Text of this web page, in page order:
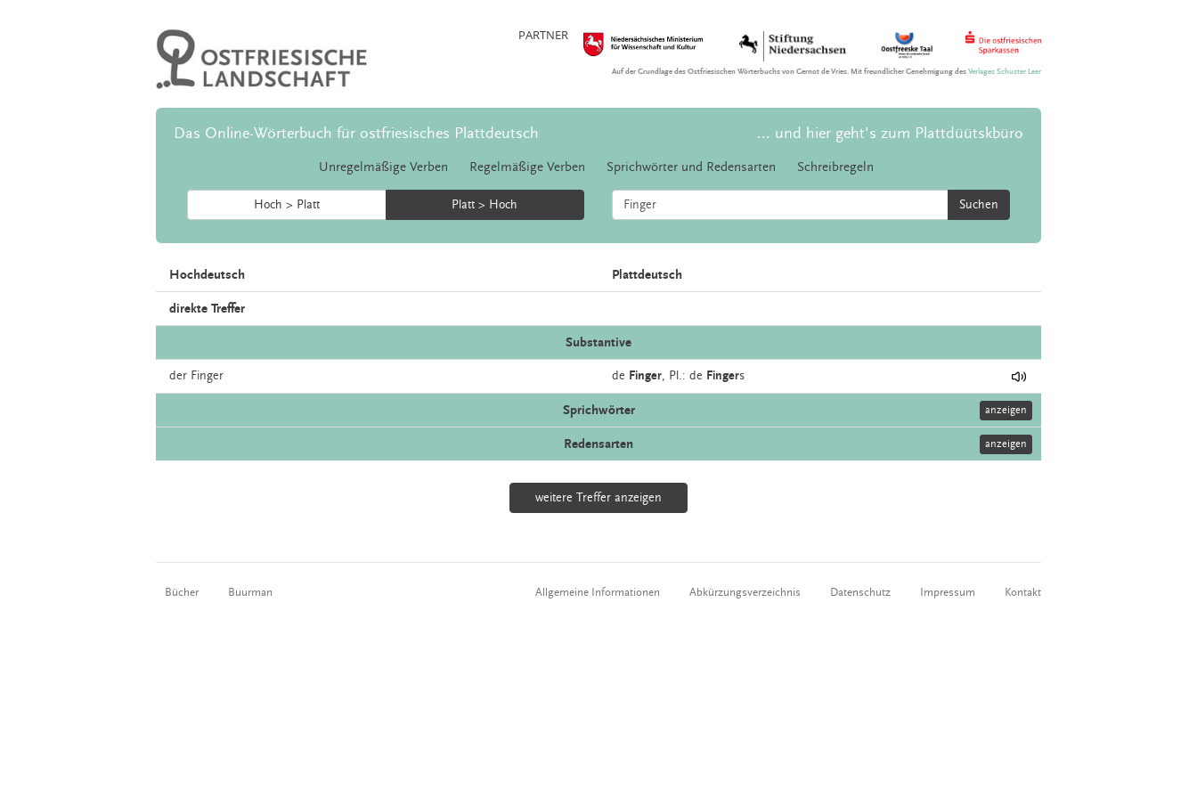
PARTNER
Auf der Grundlage des Ostfriesischen Wörterbuchs von Gernot de Vries. Mit freundlicher Genehmigung desVerlages Schuster Leer
Das Online-Wörterbuch für ostfriesisches Plattdeutsch ... und hier geht's zum Plattdüütskbüro
Unregelmäßige Verben Regelmäßige Verben Sprichwörter und Redensarten Schreibregeln
Hoch > Platt Platt > Hoch Suchen
Hochdeutsch Plattdeutsch
direkte Treffer
Substantive
der Finger de Finger, Pl.: de Fingers
Sprichwörter anzeigen
Redensarten anzeigen
weitere Treffer anzeigen
Bücher Buurman Allgemeine Informationen Abkürzungsverzeichnis Datenschutz Impressum Kontakt